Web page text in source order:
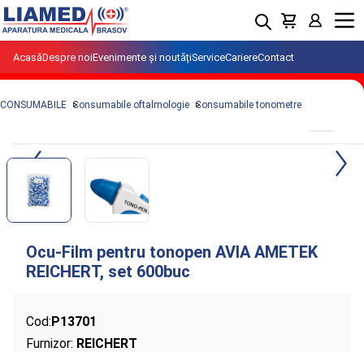
AcasăDespre noiEvenimente și noutățiServiceCariereContact
Menu
CONSUMABILE Consumabile oftalmologie Consumabile tonometre
Cod:P13701
Furnizor: REICHERT